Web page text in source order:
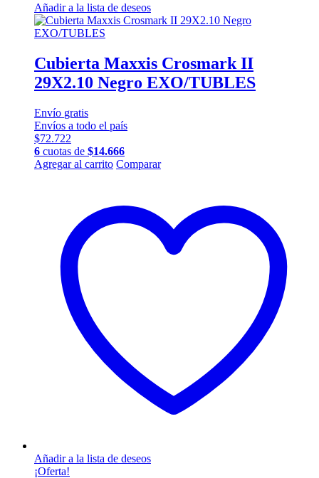
Añadir a la lista de deseos
Cubierta Maxxis Crosmark II
29X2.10 Negro EXO/TUBLES
Envío gratis
Envíos a todo el país
$72.722
6 cuotas de $14.666
Agregar al carrito Comparar
Añadir a la lista de deseos
¡Oferta!